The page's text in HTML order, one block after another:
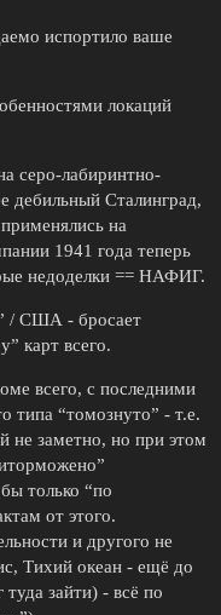
испортило ваше
локаций
серо-лабиринтно-
дебильный Сталинград,
на
1941 года теперь
недоделки == НАФИГ.
/ США - бросает
карт всего.
всего, с последними
типа “томознуто” - т.е.
не заметно, но при этом
только “по
от этого.
и другого не
Тихий океан - ещё до
зайти) - всё по